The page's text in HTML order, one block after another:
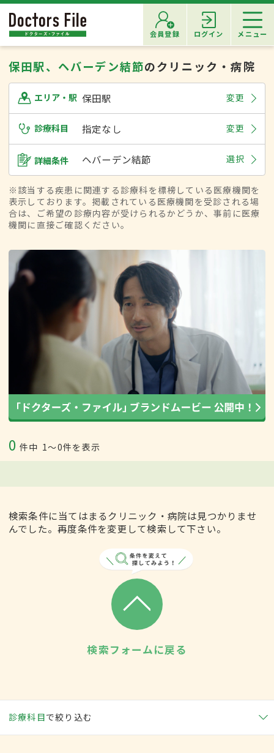
会員登録 ログイン メニュー
保田駅、ヘバーデン結節のクリニック・病院
エリア・駅 保田駅 変更
診療科目 指定なし 変更
詳細条件 ヘバーデン結節 選択
※該当する疾患に関連する診療科を標榜している医療機関を
表示しております。掲載されている医療機関を受診される場
合は、ご希望の診療内容が受けられるかどうか、事前に医療
機関に直接ご確認ください。
0 件中 1〜0件を表示
検索条件に当てはまるクリニック・病院は見つかりませ
んでした。再度条件を変更して検索して下さい。
検索フォームに戻る
診療科目で絞り込む